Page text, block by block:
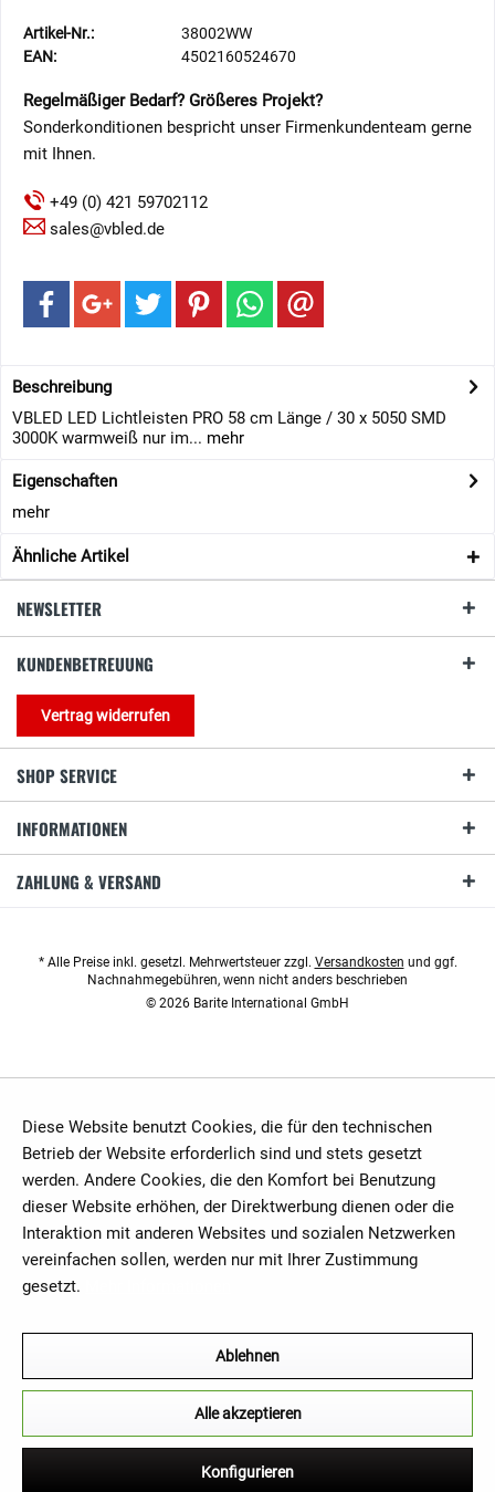
Artikel-Nr.:
38002WW
EAN:
4502160524670
Regelmäßiger Bedarf? Größeres Projekt?
Sonderkonditionen bespricht unser Firmenkundenteam gerne
mit Ihnen.
+49 (0) 421 59702112
sales@vbled.de
Beschreibung
VBLED LED Lichtleisten PRO 58 cm Länge / 30 x 5050 SMD
3000K warmweiß nur im... mehr
Eigenschaften
mehr
Ähnliche Artikel
NEWSLETTER
KUNDENBETREUUNG
Vertrag widerrufen
SHOP SERVICE
INFORMATIONEN
ZAHLUNG & VERSAND
* Alle Preise inkl. gesetzl. Mehrwertsteuer zzgl. Versandkosten und ggf.
Nachnahmegebühren, wenn nicht anders beschrieben
© 2026 Barite International GmbH
Diese Website benutzt Cookies, die für den technischen
Betrieb der Website erforderlich sind und stets gesetzt
werden. Andere Cookies, die den Komfort bei Benutzung
dieser Website erhöhen, der Direktwerbung dienen oder die
Interaktion mit anderen Websites und sozialen Netzwerken
vereinfachen sollen, werden nur mit Ihrer Zustimmung
gesetzt.
Ablehnen
Alle akzeptieren
Konfigurieren